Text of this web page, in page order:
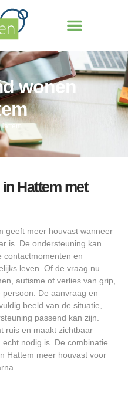
wonen
Hattem
Hattem met
geeft meer houvast wanneer
is. De ondersteuning kan
contactmomenten en
leven. Of de vraag nu
autisme of verlies van grip,
De aanvraag en
beeld van de situatie,
passend kan zijn.
ruis en maakt zichtbaar
nodig is. De combinatie
Hattem meer houvast voor